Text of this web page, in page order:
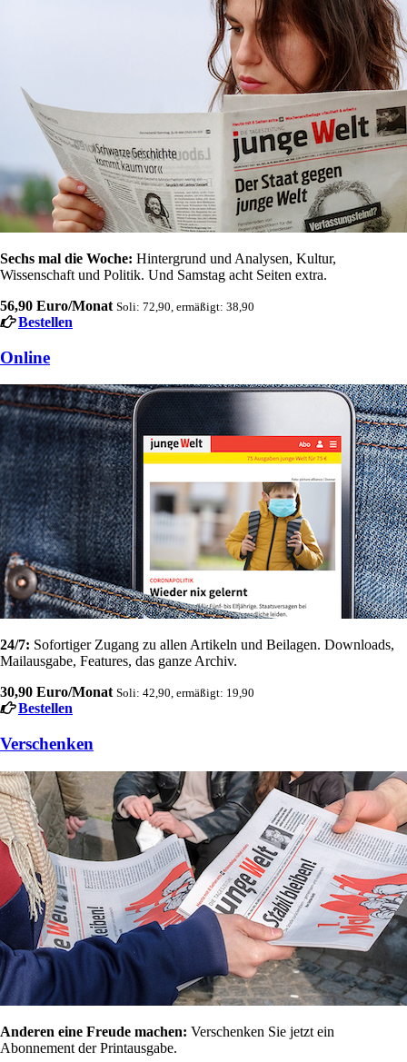
Sechs mal die Woche: Hintergrund und Analysen, Kultur,
Wissenschaft und Politik. Und Samstag acht Seiten extra.
56,90 Euro/Monat Soli: 72,90, ermäßigt: 38,90
Bestellen
Online
24/7: Sofortiger Zugang zu allen Artikeln und Beilagen. Downloads,
Mailausgabe, Features, das ganze Archiv.
30,90 Euro/Monat Soli: 42,90, ermäßigt: 19,90
Bestellen
Verschenken
Anderen eine Freude machen: Verschenken Sie jetzt ein
Abonnement der Printausgabe.